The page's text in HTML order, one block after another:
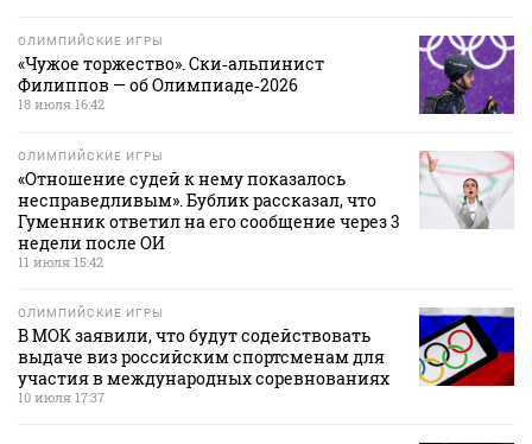
ОЛИМПИЙСКИЕ ИГРЫ
«Чужое торжество». Ски‑альпинист
Филиппов — об Олимпиаде‑2026
18 июля 16:42
ОЛИМПИЙСКИЕ ИГРЫ
«Отношение судей к нему показалось
несправедливым». Бублик рассказал, что
Гуменник ответил на его сообщение через 3
недели после ОИ
11 июля 15:42
ОЛИМПИЙСКИЕ ИГРЫ
В МОК заявили, что будут содействовать
выдаче виз российским спортсменам для
участия в международных соревнованиях
10 июля 17:37